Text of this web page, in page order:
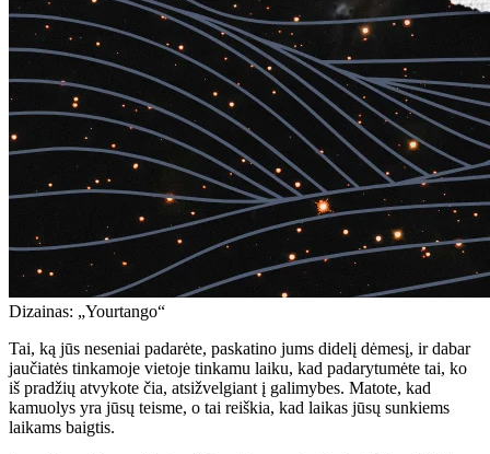
Dizainas: „Yourtango“
Tai, ką jūs neseniai padarėte, paskatino jums didelį dėmesį, ir dabar
jaučiatės tinkamoje vietoje tinkamu laiku, kad padarytumėte tai, ko
iš pradžių atvykote čia, atsižvelgiant į galimybes. Matote, kad
kamuolys yra jūsų teisme, o tai reiškia, kad laikas jūsų sunkiems
laikams baigtis.